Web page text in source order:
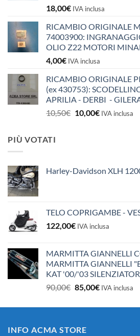
18,00€ IVA inclusa
RICAMBIO ORIGINALE
74003900:
OLIO Z22 MOTORI
4,00€ IVA inclusa
RICAMBIO ORIGINALE
(ex 430753):
APRILIA - DERBI -
10,50€ Il
10,00€IlIVA inclusa
PIÙ VOTATI
Harley-Davidson XLH
TELO COPRIGAMBE -
122,00€ IVA inclusa
MARMITTA GIANNELLI
MARMITTA GIANNELLI
KAT '00/'03
90,00€ Il
originale
90,00€.
85,00€Il
attuale
IVA inclusa
INFO ACMA STORE